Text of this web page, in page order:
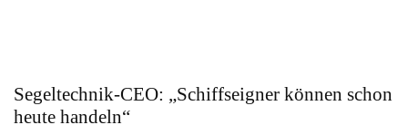
Segeltechnik-CEO: „Schiffseigner können schon
heute handeln“